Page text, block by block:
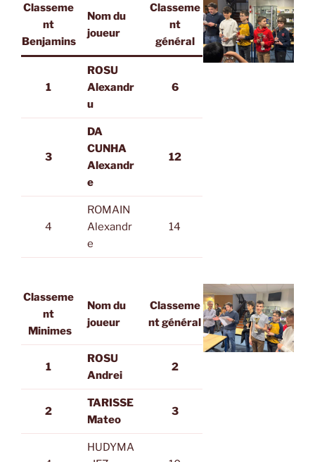
Classeme
nt
Benjamins
Nom du
joueur
Classeme
nt
général
1
ROSU
Alexandr
u
6
3
DA
CUNHA
Alexandr
e
12
4
ROMAIN
Alexandr
e
14
Classeme
nt
Minimes
Nom du
joueur
Classeme
nt général
1
ROSU
Andrei
2
2
TARISSE
Mateo
3
HUDYMA